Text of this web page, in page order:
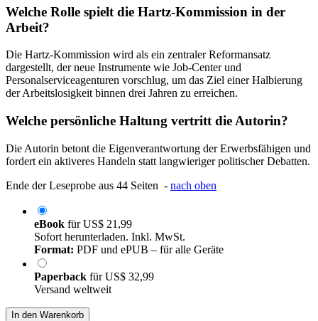
Welche Rolle spielt die Hartz-Kommission in der
Arbeit?
Die Hartz-Kommission wird als ein zentraler Reformansatz
dargestellt, der neue Instrumente wie Job-Center und
Personalserviceagenturen vorschlug, um das Ziel einer Halbierung
der Arbeitslosigkeit binnen drei Jahren zu erreichen.
Welche persönliche Haltung vertritt die Autorin?
Die Autorin betont die Eigenverantwortung der Erwerbsfähigen und
fordert ein aktiveres Handeln statt langwieriger politischer Debatten.
Ende der Leseprobe aus 44 Seiten - nach oben
eBook fürUS$ 21,99
Sofort herunterladen. Inkl. MwSt.
Format: PDF und ePUB – für alle Geräte
Paperback fürUS$ 32,99
Versand weltweit
In den Warenkorb